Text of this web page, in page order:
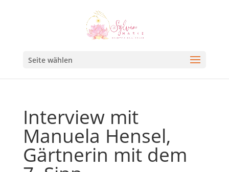
Seite wählen
Interview mit
Manuela Hensel,
Gärtnerin mit dem